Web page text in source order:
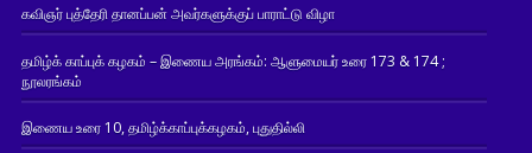
கவிஞர் புத்தேரி தானப்பன் அவர்களுக்குப் பாராட்டு விழா
தமிழ்க் காப்புக் கழகம் – இணைய அரங்கம்: ஆளுமையர் உரை 173 & 174 ;
நூலரங்கம்
இணைய உரை 10, தமிழ்க்காப்புக்கழகம், புதுதில்லி